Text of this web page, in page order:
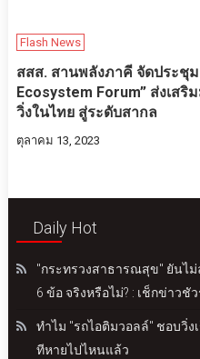
Flash News
สสส. สานพลังภาคี จัดประชุ
Ecosystem Forum” ส่งเส
วิ่งในไทย สู่ระดับสากล
ตุลาคม 13, 2023
Daily Hot
"กระทรวงสาธารณสุข" ยันไ
6 ข้อ จริงหรือไม่? : เช็กข่าวชัว
ทำไม "รถไอติมวอลล์" ชอบวิ่ง
ทีหายไปไหนแล้ว